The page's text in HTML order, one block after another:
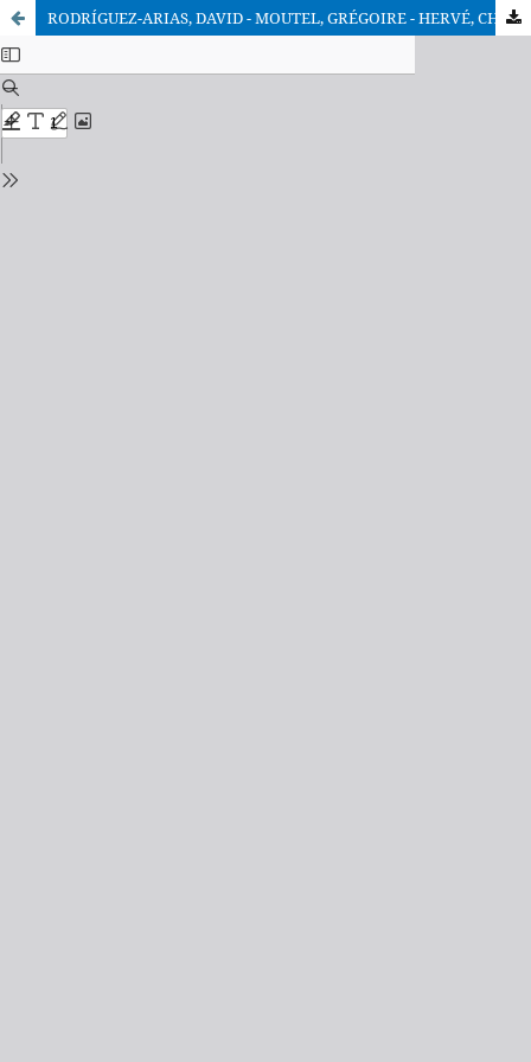
RODRÍGUEZ-ARIAS, DAVID - MOUTEL, GRÉGOIRE - HERVÉ, CHRISTIAN (eds.), Ética y experimentación con seres humanos